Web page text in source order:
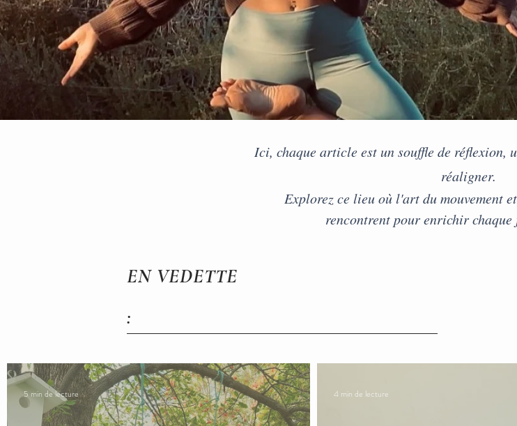
Ici, chaque article est un souffle de réflexion,
réaligner.
Explorez ce lieu où l'art du mouvement
rencontrent pour enrichir
EN VEDETTE
:
5 min de lecture 4 min de lecture